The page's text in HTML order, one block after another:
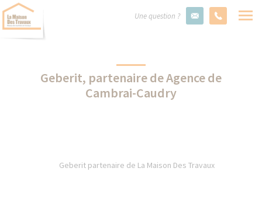
Une question ?
Geberit, partenaire de Agence de
Cambrai-Caudry
Geberit partenaire de La Maison Des Travaux